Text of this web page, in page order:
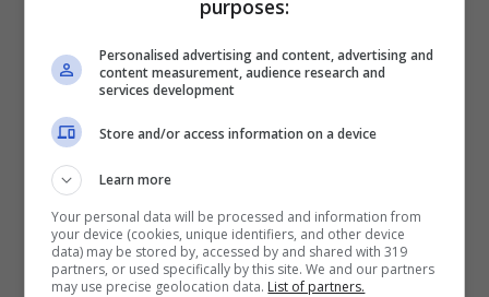
purposes:
Personalised advertising and content, advertising and
content measurement, audience research and
services development
Store and/or access information on a device
Learn more
Your personal data will be processed and information from
your device (cookies, unique identifiers, and other device
data) may be stored by, accessed by and shared with 319
partners, or used specifically by this site. We and our partners
may use precise geolocation data. List of partners.